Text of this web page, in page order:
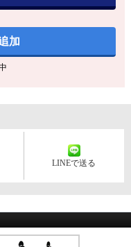
加
LINEで送る